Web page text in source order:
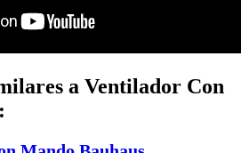
a Ventilador Con